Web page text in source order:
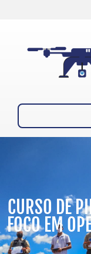
CURSO DE
FOCO EM